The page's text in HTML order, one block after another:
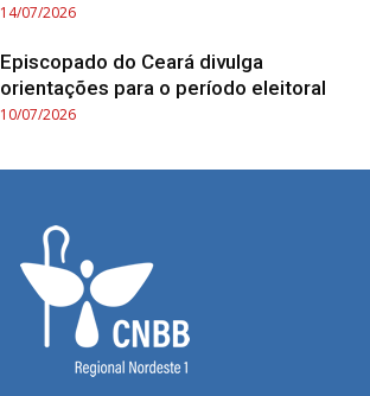
14/07/2026
Episcopado do Ceará divulga
orientações para o período eleitoral
10/07/2026